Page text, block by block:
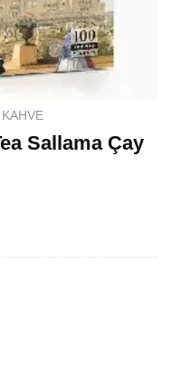
KAHVE
Sallama Çay